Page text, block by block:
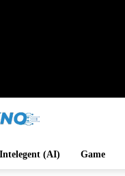
(AI) Game